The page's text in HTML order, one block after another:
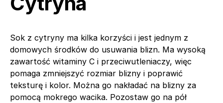
Sok z cytryny ma kilka korzyści i jest jednym z
domowych środków do usuwania blizn. Ma wysoką
zawartość witaminy C i przeciwutleniaczy, więc
pomaga zmniejszyć rozmiar blizny i poprawić
teksturę i kolor. Można go nakładać na blizny za
pomocą mokrego wacika. Pozostaw go na pół